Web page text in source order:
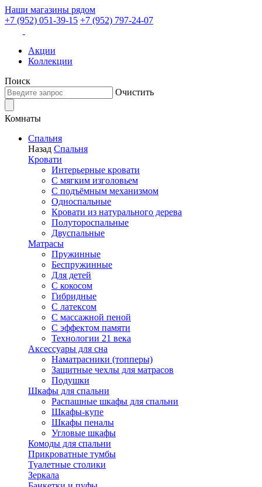
Наши магазины рядом
+7 (952) 051-39-15 +7 (952) 797-24-07
Акции
Коллекции
Поиск
Очистить
Комнаты
Спальня
Назад Спальня
Кровати
Интерьерные кровати
С мягким изголовьем
С подъёмным механизмом
Односпальные
Кровати из натурального дерева
Полутороспальные
Двуспальные
Матрасы
Пружинные
Беспружинные
Для детей
C кокосом
Гибридные
С латексом
С массажной пеной
С эффектом памяти
Технологии 21 века
Аксессуары для сна
Наматрасники (топперы)
Защитные чехлы для матрасов
Подушки
Шкафы для спальни
Распашные шкафы для спальни
Шкафы-купе
Шкафы пеналы
Угловые шкафы
Комоды для спальни
Прикроватные тумбы
Туалетные столики
Зеркала